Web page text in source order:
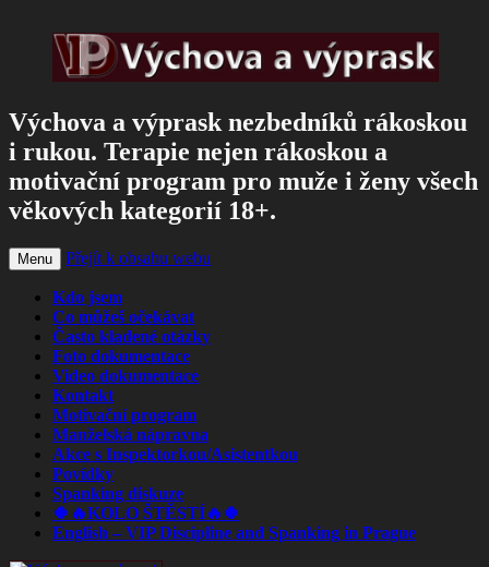
Výchova a výprask nezbedníků rákoskou
i rukou. Terapie nejen rákoskou a
motivační program pro muže i ženy všech
věkových kategorií 18+.
Menu Přejít k obsahu webu
Kdo jsem
Co můžeš očekávat
Často kladené otázky
Foto dokumentace
Video dokumentace
Kontakt
Motivační program
Manželská nápravna
Akce s Inspektorkou/Asistentkou
Povídky
Spanking diskuze
🍀🔥KOLO ŠTĚSTÍ🔥🍀
English – VIP Discipline and Spanking in Prague